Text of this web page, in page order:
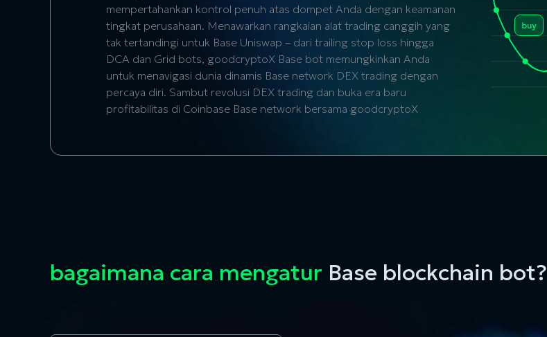
mempertahankan kontrol penuh atas dompet Anda dengan keamanan
tingkat perusahaan. Menawarkan rangkaian alat trading canggih yang
tak tertandingi untuk Base Uniswap – dari trailing stop loss hingga
DCA dan Grid bots, goodcryptoX Base bot memungkinkan Anda
untuk menavigasi dunia dinamis Base network DEX trading dengan
percaya diri. Sambut revolusi DEX trading dan buka era baru
profitabilitas di Coinbase Base network bersama goodcryptoX
bagaimana cara mengatur Base blockchain bot?